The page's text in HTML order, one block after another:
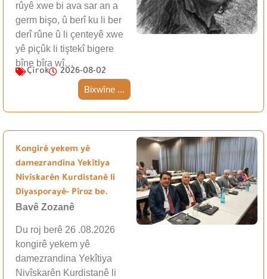
rûyê xwe bi ava sar an a
germ bişo, û berî ku li ber
derî rûne û li çenteyê xwe
yê piçûk li tiştekî bigere
bîne bîra wî…
Çîrok 2026-08-02
Bixwîne ...
Kongirê yekem yê
damezrandina Yekîtiya
Nivîskarên Kurdistanê li
Diyasporayê- Pîroz be.
Bavê Zozanê
Du roj berê 26 .08.2026
kongirê yekem yê
damezrandina Yekîtiya
Nivîskarên Kurdistanê li